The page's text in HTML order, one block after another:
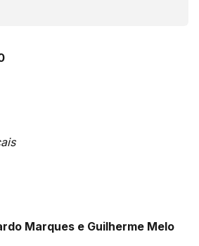
Marques e Guilherme Melo